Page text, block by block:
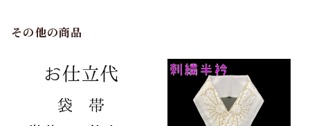
その他の商品